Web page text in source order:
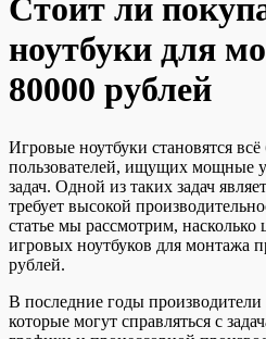
Стоит ли
ноутбуки для
80000 рублей
Игровые ноутбуки становятся
пользователей, ищущих мощные
задач. Одной из таких задач
требует высокой
статье мы рассмотрим, насколько
игровых ноутбуков для монтажа
рублей.
В последние годы
которые могут справляться с